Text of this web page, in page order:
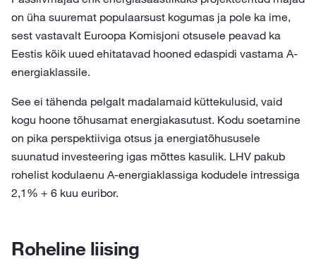
on üha suuremat populaarsust kogumas ja pole ka ime,
sest vastavalt Euroopa Komisjoni otsusele peavad ka
Eestis kõik uued ehitatavad hooned edaspidi vastama A-
energiaklassile.
See ei tähenda pelgalt madalamaid küttekulusid, vaid
kogu hoone tõhusamat energiakasutust. Kodu soetamine
on pika perspektiiviga otsus ja energiatõhususele
suunatud investeering igas mõttes kasulik. LHV pakub
rohelist kodulaenu A-energiaklassiga kodudele intressiga
2,1% + 6 kuu euribor.
Roheline liising